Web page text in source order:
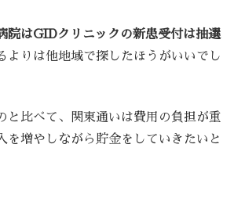
院はGIDクリニックの新患受付は抽選
よりは他地域で探したほうがいいでし
と比べて、関東通いは費用の負担が重
を増やしながら貯金をしていきたいと